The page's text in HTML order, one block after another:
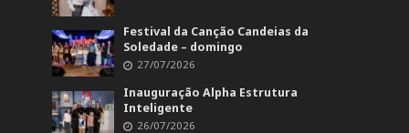
Festival da Canção Candeias da
Soledade – domingo
27/07/2026
Inauguração Alpha Estrutura
Inteligente
26/07/2026